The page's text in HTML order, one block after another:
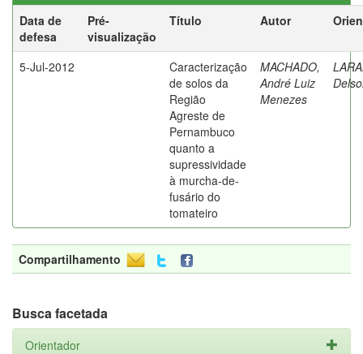
Data de
defesa
Pré-
visualização
Título Autor
5-Jul-2012
Caracterização
de solos da
Região
Agreste de
Pernambuco
quanto a
supressividade
à murcha-de-
fusário do
tomateiro
MACHADO,
André Luiz
Menezes
Compartilhamento
Busca facetada
Orientador